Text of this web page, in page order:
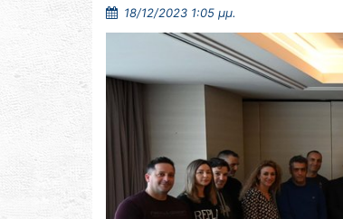
18/12/2023 1:05 μμ.